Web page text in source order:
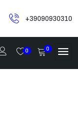
+39090930310
0 0